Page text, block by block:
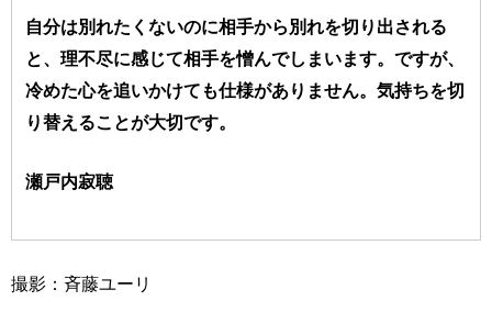
自分は別れたくないのに相手から別れを切り出される
と、理不尽に感じて相手を憎んでしまいます。ですが、
冷めた心を追いかけても仕様がありません。気持ちを切
り替えることが大切です。
瀬戸内寂聴
撮影：斉藤ユーリ